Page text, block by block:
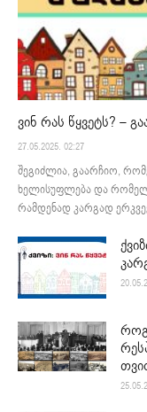
ვინ რას წყვეტს? –
27.05.2025. 02:27
შეგიძლია, გაარჩიო,
ხელისუფლება და
რამდენად კარგად